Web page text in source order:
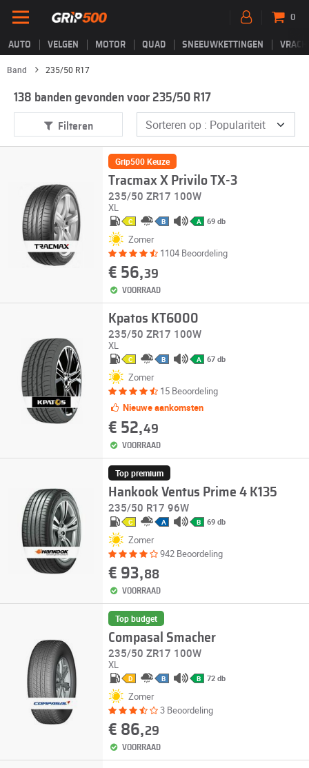
AUTO VELGEN MOTOR QUAD SNEEUWKETTINGEN
0
Band 235/50 R17
138 banden gevonden voor 235/50 R17
Filteren
Grip500 Keuze
Tracmax X Privilo TX-3
235/50 ZR17 100W
XL
C B A 69 db
Zomer
1104 Beoordeling
€ 56,39
VOORRAAD
Kpatos KT6000
235/50 ZR17 100W
XL
C B A 67 db
Zomer
15 Beoordeling
Nieuwe aankomsten
€ 52,49
VOORRAAD
Top premium
Hankook Ventus Prime 4 K135
235/50 R17 96W
C A B 69 db
Zomer
942 Beoordeling
€ 93,88
VOORRAAD
Top budget
Compasal Smacher
235/50 ZR17 100W
XL
D B B 72 db
Zomer
3 Beoordeling
€ 86,29
VOORRAAD